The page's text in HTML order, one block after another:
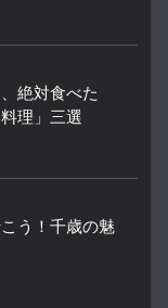
絶対食べた
理」三選
う！千歳の魅